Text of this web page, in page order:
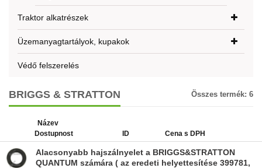
Traktor alkatrészek
Üzemanyagtartályok, kupakok
Védő felszerelés
BRIGGS & STRATTON Összes termék: 6
Název
Dostupnost
ID Cena s DPH
Alacsonyabb hajszálnyelet a BRIGGS&STRATTON
QUANTUM számára ( az eredeti helyettesítése 399781,